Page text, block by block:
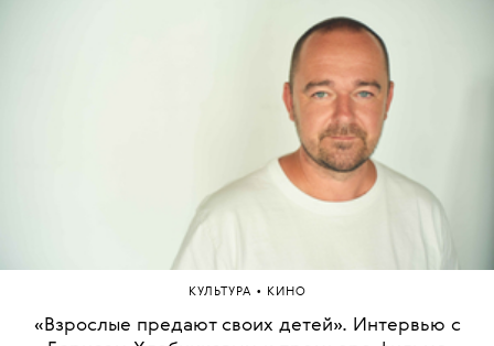
КУЛЬТУРА • КИНО
«Взрослые предают своих детей». Интервью с